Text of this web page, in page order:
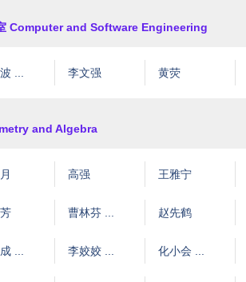
Computer and Software Engineering
... 李文强 黄荧
and Algebra
高强 王雅宁
曹林芬 ... 赵先鹤
... 李姣姣 ... 化小会 ...